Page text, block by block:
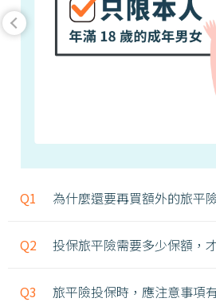
Q1 為什麼還要再買額外的旅平
Q2 投保旅平險需要多少保額，
Q3 旅平險投保時，應注意事項